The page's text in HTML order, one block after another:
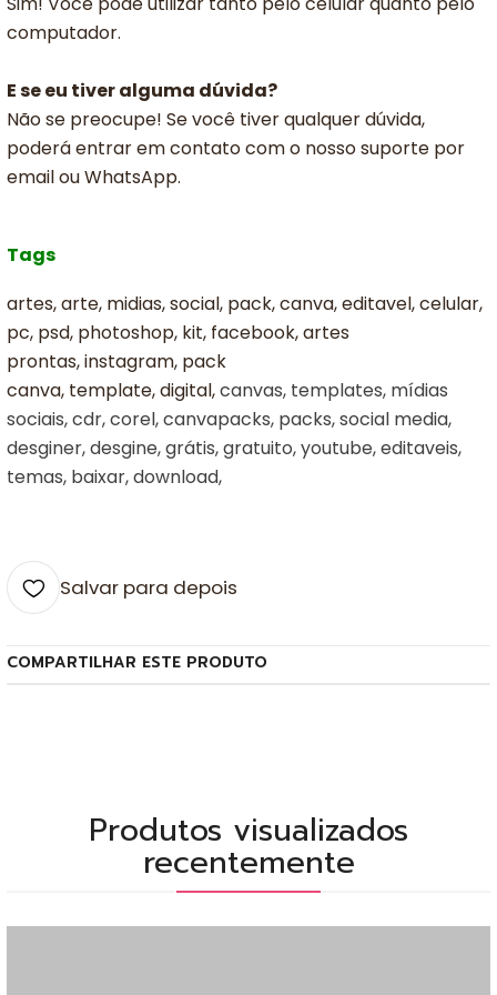
computador.
E se eu tiver alguma dúvida?
Não se preocupe! Se você tiver qualquer dúvida,
poderá entrar em contato com o nosso suporte por
email ou WhatsApp.
Tags
artes, arte, midias, social, pack, canva, editavel, celular,
pc, psd, photoshop, kit, facebook, artes
prontas, instagram, pack
canva, template, digital,canvas, templates, mídias
sociais, cdr, corel, canvapacks, packs, social media,
desginer, desgine, grátis, gratuito, youtube, editaveis,
temas, baixar, download,
Salvar para depois
COMPARTILHAR ESTE PRODUTO
Produtos visualizados
recentemente